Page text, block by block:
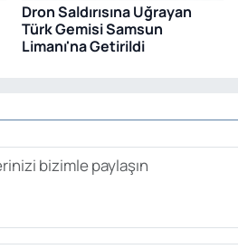
Dron Saldırısına Uğrayan
Türk Gemisi Samsun
Limanı'na Getirildi